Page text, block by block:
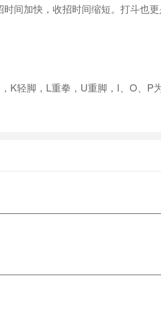
间加快，收招时间缩短。打斗也
K轻脚，L重拳，U重脚，I、O、P
+轻脚重拳
拳
轻脚重拳重脚)
脚
拳